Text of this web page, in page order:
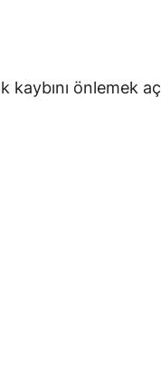
önlemek